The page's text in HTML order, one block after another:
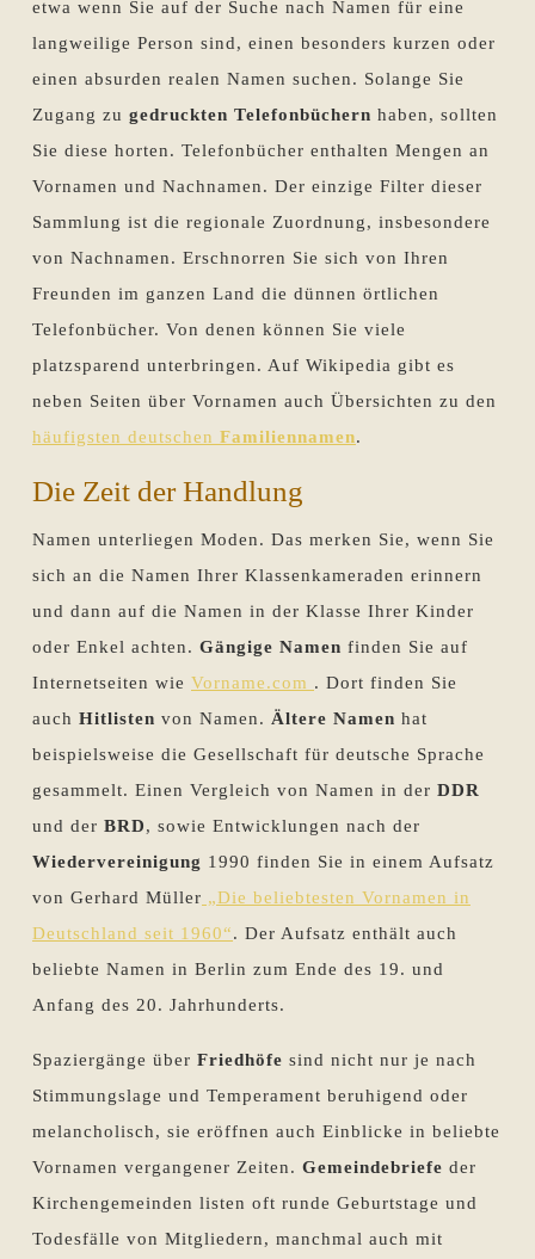
etwa wenn Sie auf der Suche nach Namen für eine
langweilige Person sind, einen besonders kurzen oder
einen absurden realen Namen suchen. Solange Sie
Zugang zu gedruckten Telefonbüchern haben, sollten
Sie diese horten. Telefonbücher enthalten Mengen an
Vornamen und Nachnamen. Der einzige Filter dieser
Sammlung ist die regionale Zuordnung, insbesondere
von Nachnamen. Erschnorren Sie sich von Ihren
Freunden im ganzen Land die dünnen örtlichen
Telefonbücher. Von denen können Sie viele
platzsparend unterbringen. Auf Wikipedia gibt es
neben Seiten über Vornamen auch Übersichten zu den
häufigsten deutschen Familiennamen.
Die Zeit der Handlung
Namen unterliegen Moden. Das merken Sie, wenn Sie
sich an die Namen Ihrer Klassenkameraden erinnern
und dann auf die Namen in der Klasse Ihrer Kinder
oder Enkel achten. Gängige Namen finden Sie auf
Internetseiten wie Vorname.com . Dort finden Sie
auch Hitlisten von Namen. Ältere Namen hat
beispielsweise die Gesellschaft für deutsche Sprache
gesammelt. Einen Vergleich von Namen in der DDR
und der BRD, sowie Entwicklungen nach der
Wiedervereinigung 1990 finden Sie in einem Aufsatz
von Gerhard Müller „Die beliebtesten Vornamen in
Deutschland seit 1960“. Der Aufsatz enthält auch
beliebte Namen in Berlin zum Ende des 19. und
Anfang des 20. Jahrhunderts.
Spaziergänge über Friedhöfe sind nicht nur je nach
Stimmungslage und Temperament beruhigend oder
melancholisch, sie eröffnen auch Einblicke in beliebte
Vornamen vergangener Zeiten. Gemeindebriefe der
Kirchengemeinden listen oft runde Geburtstage und
Todesfälle von Mitgliedern, manchmal auch mit